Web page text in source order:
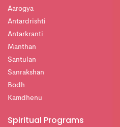
Aarogya
Antardrishti
Antarkranti
Manthan
Santulan
Sanrakshan
Bodh
Kamdhenu
Spiritual Programs